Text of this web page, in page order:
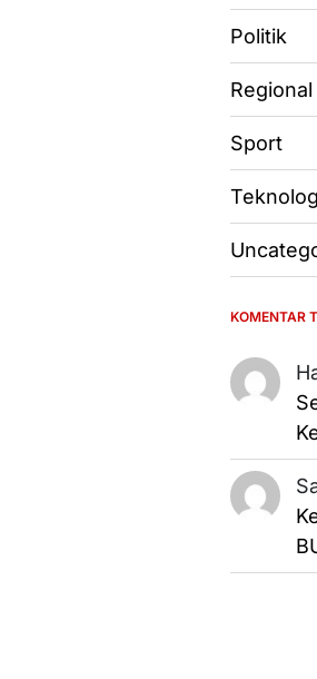
Politik
Regional
Sport
KOMENTAR